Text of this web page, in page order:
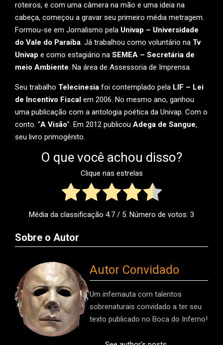
roteiros, e com uma câmera na mão e uma ideia na
cabeça, começou a gravar seu primeiro média metragem.
Formou-se em Jornalismo pela Univap – Universidade
do Vale do Paraíba. Já trabalhou como voluntário na Tv
Univap e como estagiário na SEMEA – Secretária de
meio Ambiente. Na área de Assessoria de Imprensa.
Seu trabalho Telecinesia foi contemplado pela LIF – Lei
de Incentivo Fiscal em 2006. No mesmo ano, ganhou
uma publicação com a antologia poética da Univap. Com o
conto. “A Visão”. Em 2012 publicou Adega de Sangue,
seu livro primogênito.
O que você achou disso?
Clique nas estrelas
Média da classificação 4.7 / 5. Número de votos: 3
Sobre o Autor
Autor Convidado
Um infernauta com talentos
sobrenaturais convidado a ter seu
texto publicado no Boca do Inferno!